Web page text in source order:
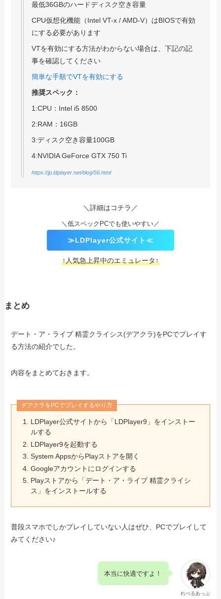
最低36GBのハードディスク空き容量
CPU仮想化機能（Intel VT-x / AMD-V）はBIOSで有効
にする必要があります
VTを有効にする方法がわからない場合は、下記の記
事を確認してください
簡単な手順でVTを有効にする
推奨スペック：
1:CPU：Intel i5 8500
2:RAM：16GB
3:ディスク空き容量100GB
4:NVIDIA GeForce GTX 750 Ti
https://jp.ldplayer.net/blog/56.html
＼詳細はコチラ／
＼低スペックPCでも使いやすい／
≫LDPlayer公式サイト≪
↑人気急上昇中のエミュレータ↑
まとめ
デート・ア・ライブ 精霊クライシス(デアクラ)をPCでプレイす
る方法の紹介でした。
内容をまとめておきます。
デアクラをPCでプレイするやり方
LDPlayer公式サイトから「LDPlayer9」をインストー
ルする
LDPlayer9を起動する
System AppsからPlayストアを開く
Googleアカウントにログインする
Playストアから「デート・ア・ライブ 精霊クライシ
ス」をインストールする
普段スマホでしかプレイしていない人はぜひ、PCでプレイして
みてください♪
れべるあっぷ
本当に快適ですよ！